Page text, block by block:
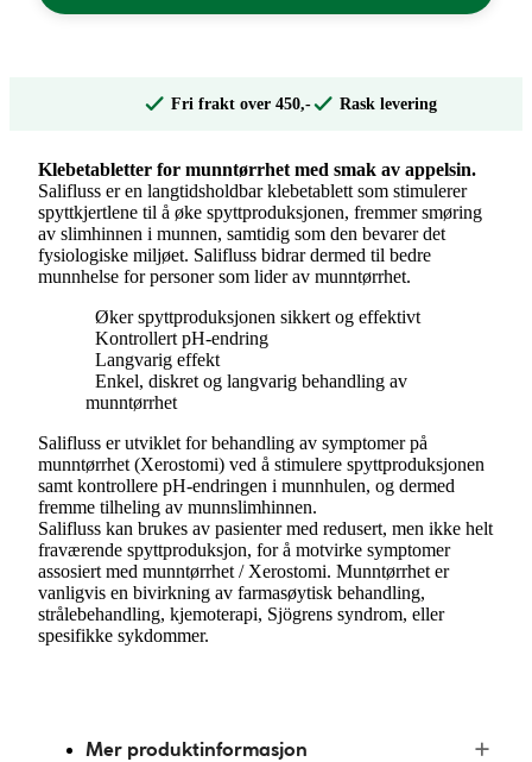
Fri frakt over 450,- Rask levering
Klebetabletter for munntørrhet med smak av appelsin.
Salifluss er en langtidsholdbar klebetablett som stimulerer
spyttkjertlene til å øke spyttproduksjonen, fremmer smøring
av slimhinnen i munnen, samtidig som den bevarer det
fysiologiske miljøet. Salifluss bidrar dermed til bedre
munnhelse for personer som lider av munntørrhet.
Øker spyttproduksjonen sikkert og effektivt
Kontrollert pH-endring
Langvarig effekt
Enkel, diskret og langvarig behandling av
munntørrhet
Salifluss er utviklet for behandling av symptomer på
munntørrhet (Xerostomi) ved å stimulere spyttproduksjonen
samt kontrollere pH-endringen i munnhulen, og dermed
fremme tilheling av munnslimhinnen.
Salifluss kan brukes av pasienter med redusert, men ikke helt
fraværende spyttproduksjon, for å motvirke symptomer
assosiert med munntørrhet / Xerostomi. Munntørrhet er
vanligvis en bivirkning av farmasøytisk behandling,
strålebehandling, kjemoterapi, Sjögrens syndrom, eller
spesifikke sykdommer.
Mer produktinformasjon